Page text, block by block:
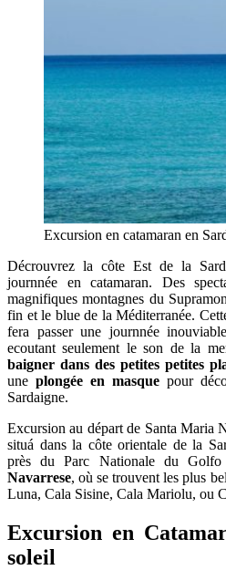
Excursion en catamaran en
Décrouvrez la côte Est de la
journnée en catamaran. Des
magnifiques montagnes du
fin et le blue de la Méditerranée.
fera passer une journnée
ecoutant seulement le son de la
baigner dans des petites petites
une plongée en masque pour
Sardaigne.
Excursion au départ de Santa Maria
situá dans la côte orientale de la
près du Parc Nationale du
Navarrese, où se trouvent les plus
Luna, Cala Sisine, Cala Mariolu, ou
Excursion en
soleil